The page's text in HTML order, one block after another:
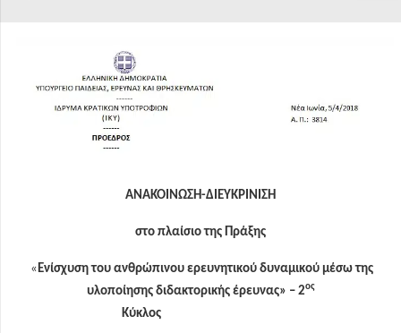
ΑΝΑΚΟΙΝΩΣΗ-ΔΙΕΥΚΡΙΝΙΣΗ
στο πλαίσιο της Πράξης
« Ενίσχυση του ανθρώπινου ερευνητικού δυναμικού μέσω της
υλοποίησης διδακτορικής έρευνας» – 2ος
Κύκλος